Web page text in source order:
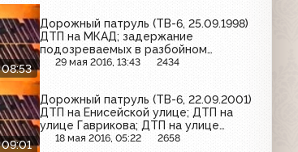
08:53
Дорожный патруль (ТВ-6, 25.09.1998)
ДТП на МКАД; задержание
подозреваемых в разбойном
нападении; несчастный случай на
29 мая 2016, 13:43 2434
09:01
Дорожный патруль (ТВ-6, 22.09.2001)
ДТП на Енисейской улице; ДТП на
улице Гаврикова; ДТП на улице
Плещеева
18 мая 2016, 05:22 2658